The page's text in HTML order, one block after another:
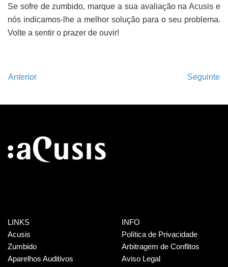
Se sofre de zumbido, marque a sua avaliação na Acusis e
nós indicamos-lhe a melhor solução para o seu problema.
Volte a sentir o prazer de ouvir!
Anterior Seguinte
LINKS
Acusis
Zumbido
Aparelhos Auditivos
INFO
Política de Privacidade
Arbitragem de Conflitos
Aviso Legal